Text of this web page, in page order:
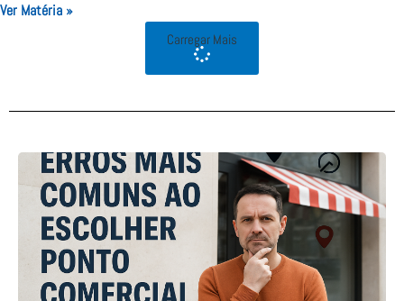
Ver Matéria »
Carregar Mais